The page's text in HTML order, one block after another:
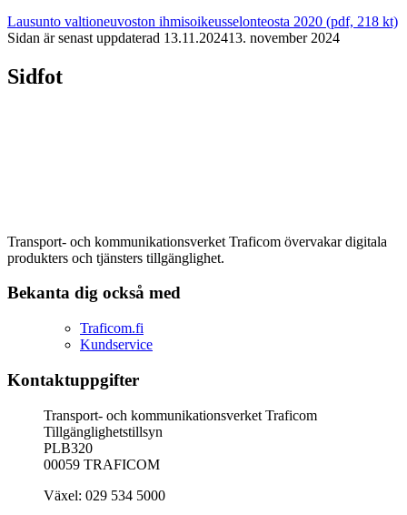
Lausunto valtioneuvoston ihmisoikeusselonteosta 2020 (pdf, 218 kt)
Sidan är senast uppdaterad 13.11.202413. november 2024
Sidfot
Transport- och kommunikationsverket Traficom övervakar digitala
produkters och tjänsters tillgänglighet.
Bekanta dig också med
Traficom.fi
Kundservice
Kontaktuppgifter
Transport- och kommunikationsverket Traficom
Tillgänglighetstillsyn
PLB320
00059 TRAFICOM
Växel: 029 534 5000